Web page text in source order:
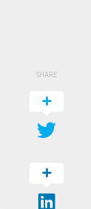
SHARE